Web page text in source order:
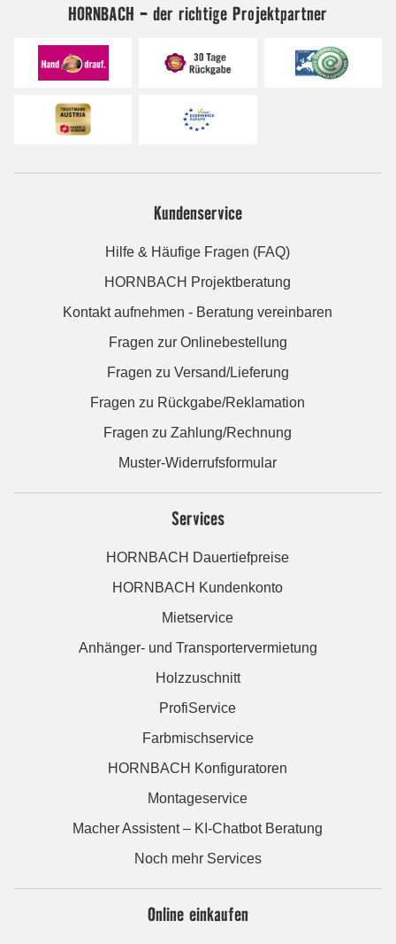
HORNBACH - der richtige Projektpartner
Kundenservice
Hilfe & Häufige Fragen (FAQ)
HORNBACH Projektberatung
Kontakt aufnehmen - Beratung vereinbaren
Fragen zur Onlinebestellung
Fragen zu Versand/Lieferung
Fragen zu Rückgabe/Reklamation
Fragen zu Zahlung/Rechnung
Muster-Widerrufsformular
Services
HORNBACH Dauertiefpreise
HORNBACH Kundenkonto
Mietservice
Anhänger- und Transportervermietung
Holzzuschnitt
ProfiService
Farbmischservice
HORNBACH Konfiguratoren
Montageservice
Macher Assistent – KI-Chatbot Beratung
Noch mehr Services
Online einkaufen